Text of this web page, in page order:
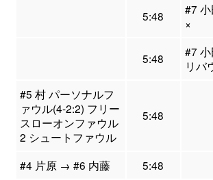
5:48
#7
×
5:48
#7
リバ
#5 村 パーソナルフ
ァウル(4-2:2) フリー
スローオンファウル
2 シュートファウル
5:48
#4 片原 → #6 内藤
5:48